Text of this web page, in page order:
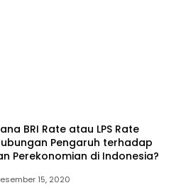
BRI Rate atau LPS Rate
Pengaruh terhadap
Perekonomian di Indonesia?
15, 2020